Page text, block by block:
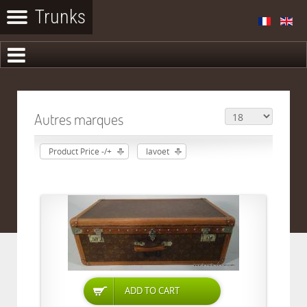
Autres marques
Product Price -/+ lavoet
ADD TO CART